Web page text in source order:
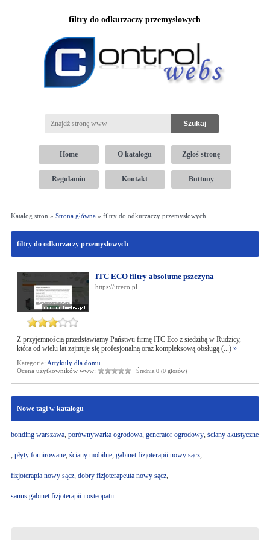
filtry do odkurzaczy przemysłowych
Home O katalogu Zgłoś stronę
Regulamin Kontakt Buttony
Katalog stron » Strona główna» filtry do odkurzaczy przemysłowych
filtry do odkurzaczy przemysłowych
ITC ECO filtry absolutne pszczyna
https://itceco.pl
Z przyjemnością przedstawiamy Państwu firmę ITC Eco z siedzibą w Rudzicy,
która od wielu lat zajmuje się profesjonalną oraz kompleksową obsługą (...) »
Kategorie: Artykuły dla domu
Ocena użytkowników www:
Średnia 0 (0 głosów)
Nowe tagi w katalogu
bonding warszawa, porównywarka ogrodowa, generator ogrodowy, ściany akustyczne
, płyty fornirowane, ściany mobilne, gabinet fizjoterapii nowy sącz,
fizjoterapia nowy sącz, dobry fizjoterapeuta nowy sącz,
sanus gabinet fizjoterapii i osteopatii